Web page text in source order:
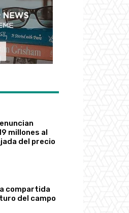
millones al
del precio
compartida
del campo